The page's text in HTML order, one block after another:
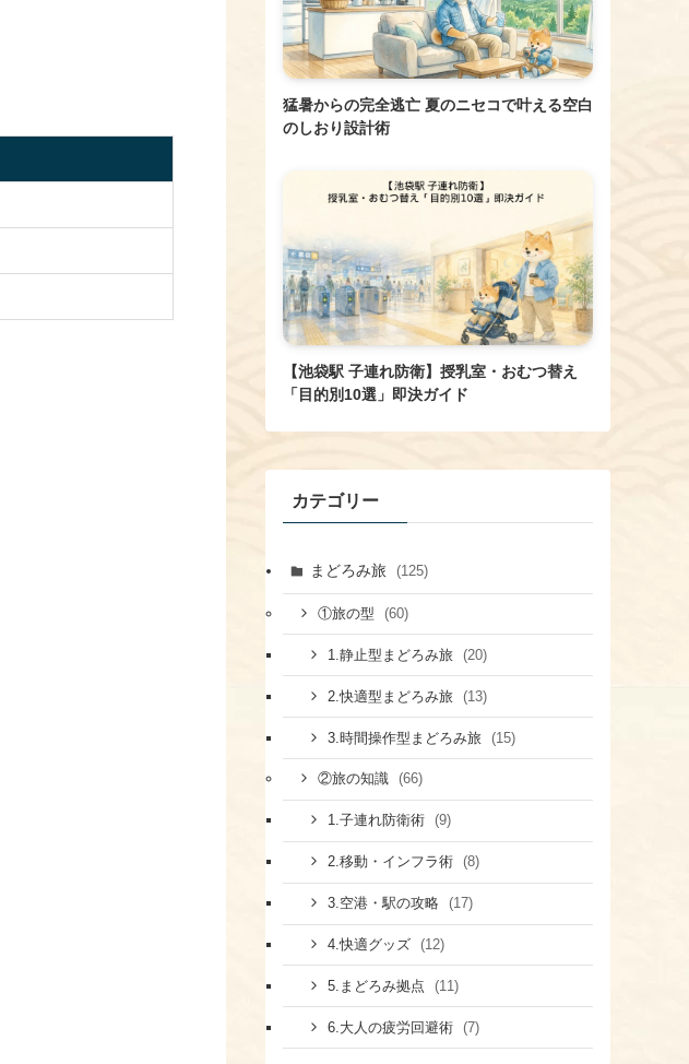
猛暑からの完全逃亡 夏のニセコで叶える空白
のしおり設計術
【池袋駅 子連れ防衛】授乳室・おむつ替え
「目的別10選」即決ガイド
カテゴリー
まどろみ旅 (125)
①旅の型 (60)
1.静止型まどろみ旅 (20)
2.快適型まどろみ旅 (13)
3.時間操作型まどろみ旅 (15)
②旅の知識 (66)
1.子連れ防衛術 (9)
​2.移動・インフラ術 (8)
​3.空港・駅の攻略 (17)
​4.快適グッズ (12)
​5.まどろみ拠点 (11)
6.大人の疲労回避術 (7)